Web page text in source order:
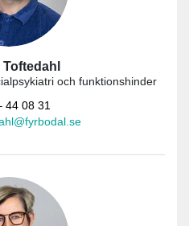
och funktionshinder
44 08 31